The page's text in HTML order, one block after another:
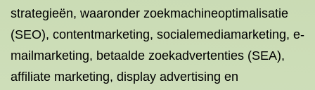
strategieën, waaronder zoekmachineoptimalisatie
(SEO), contentmarketing, socialemediamarketing, e-
mailmarketing, betaalde zoekadvertenties (SEA),
affiliate marketing, display advertising en